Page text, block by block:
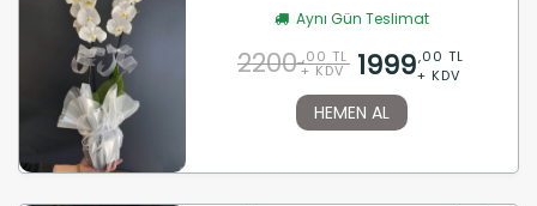
Aynı Gün Teslimat
2200 ,00 TL
+ KDV 1999,00 TL
+ KDV
HEMEN AL